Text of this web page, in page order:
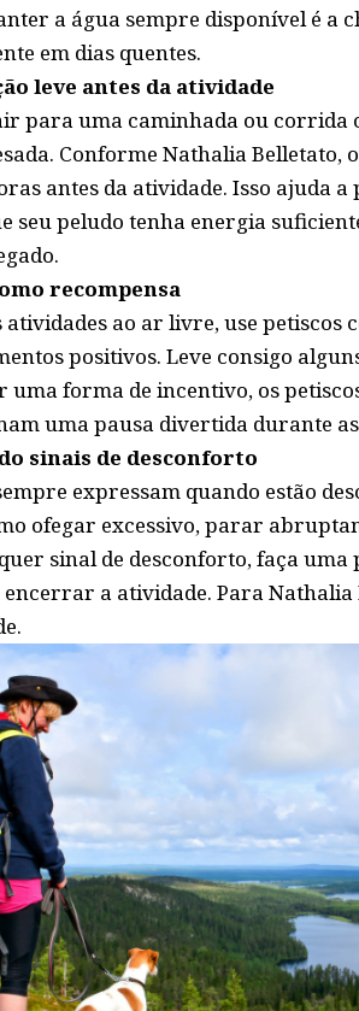
a água sempre disponível é a
em dias quentes.
leve antes da atividade
para uma caminhada ou corrida
Conforme Nathalia Belletato,
antes da atividade. Isso ajuda
seu peludo tenha energia
recompensa
atividades ao ar livre, use
positivos. Leve consigo
uma forma de incentivo, os
uma pausa divertida durante
sinais de desconforto
expressam quando estão
ofegar excessivo, parar
sinal de desconforto, faça uma
a atividade. Para Nathalia